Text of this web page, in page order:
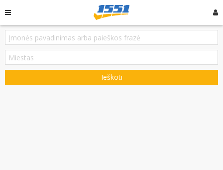
Ieškoti